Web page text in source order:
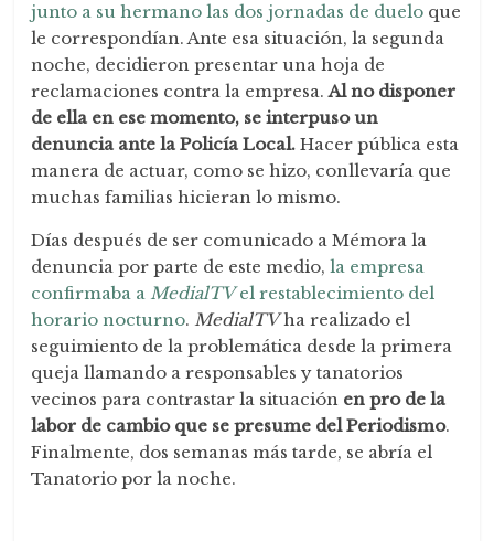
junto a su hermano las dos jornadas de duelo que
le correspondían. Ante esa situación, la segunda
noche, decidieron presentar una hoja de
reclamaciones contra la empresa.Al no disponer
de ella en ese momento, se interpuso un
denuncia ante la Policía Local. Hacer pública esta
manera de actuar, como se hizo, conllevaría que
muchas familias hicieran lo mismo.
Días después de ser comunicado a Mémora la
denuncia por parte de este medio,la empresa
confirmaba aMedialTVel restablecimiento del
horario nocturno.MedialTVha realizado el
seguimiento de la problemática desde la primera
queja llamando a responsables y tanatorios
vecinos para contrastar la situación en pro de la
labor de cambio que se presume del Periodismo.
Finalmente, dos semanas más tarde, se abría el
Tanatorio por la noche.